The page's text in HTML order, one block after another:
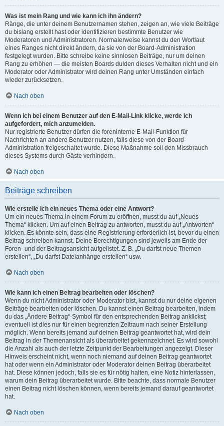
Was ist mein Rang und wie kann ich ihn ändern?
Ränge, die unter deinem Benutzernamen stehen, zeigen an, wie viele Beiträge
du bislang erstellt hast oder identifizieren bestimmte Benutzer wie
Moderatoren und Administratoren. Normalerweise kannst du den Wortlaut
eines Ranges nicht direkt ändern, da sie von der Board-Administration
festgelegt wurden. Bitte schreibe keine sinnlosen Beiträge, nur um deinen
Rang zu erhöhen — die meisten Boards dulden dieses Verhalten nicht und ein
Moderator oder Administrator wird deinen Rang unter Umständen einfach
wieder zurücksetzen.
Nach oben
Wenn ich bei einem Benutzer auf den E-Mail-Link klicke, werde ich
aufgefordert, mich anzumelden.
Nur registrierte Benutzer dürfen die foreninterne E-Mail-Funktion für
Nachrichten an andere Benutzer nutzen, falls diese von der Board-
Administration freigeschaltet wurde. Diese Maßnahme soll den Missbrauch
dieses Systems durch Gäste verhindern.
Nach oben
Beiträge schreiben
Wie erstelle ich ein neues Thema oder eine Antwort?
Um ein neues Thema in einem Forum zu eröffnen, musst du auf „Neues
Thema“ klicken. Um auf einen Beitrag zu antworten, musst du auf „Antworten“
klicken. Es könnte sein, dass eine Registrierung erforderlich ist, bevor du einen
Beitrag schreiben kannst. Deine Berechtigungen sind jeweils am Ende der
Foren- und der Beitragsansicht aufgelistet. Z. B. „Du darfst neue Themen
erstellen“, „Du darfst Dateianhänge erstellen“ usw.
Nach oben
Wie kann ich einen Beitrag bearbeiten oder löschen?
Wenn du nicht Administrator oder Moderator bist, kannst du nur deine eigenen
Beiträge bearbeiten oder löschen. Du kannst einen Beitrag bearbeiten, indem
du das „Ändere Beitrag“-Symbol für den entsprechenden Beitrag anklickst;
eventuell ist dies nur für einen begrenzten Zeitraum nach seiner Erstellung
möglich. Wenn bereits jemand auf deinen Beitrag geantwortet hat, wird dein
Beitrag in der Themenansicht als überarbeitet gekennzeichnet. Es wird sowohl
die Anzahl als auch der letzte Zeitpunkt der Bearbeitungen angezeigt. Dieser
Hinweis erscheint nicht, wenn noch niemand auf deinen Beitrag geantwortet
hat oder wenn ein Administrator oder Moderator deinen Beitrag überarbeitet
hat. Diese können jedoch, falls sie es für nötig halten, eine Notiz hinterlassen,
warum dein Beitrag überarbeitet wurde. Bitte beachte, dass normale Benutzer
einen Beitrag nicht löschen können, wenn bereits jemand darauf geantwortet
hat.
Nach oben